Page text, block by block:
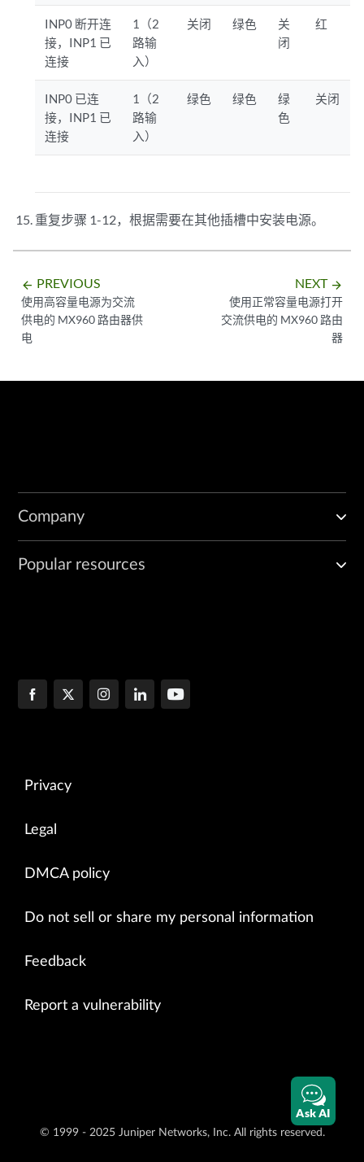
INP0 断开连
接，INP1 已
连接
1（2
路输
入）
关闭 绿色
关
闭
红
INP0 已连
接，INP1 已
连接
1（2
路输
入）
绿色 绿色
绿
色
关闭
重复步骤 1-12，根据需要在其他插槽中安装电源。
arrow_backward PREVIOUS
使用高容量电源为交流
供电的 MX960 路由器供
电
NEXT arrow_forward
使用正常容量电源打开
交流供电的 MX960 路由
器
Company
Popular resources
Privacy
Legal
DMCA policy
Do not sell or share my personal information
Feedback
Report a vulnerability
© 1999 - 2025 Juniper Networks, Inc. All rights reserved.
Ask AI